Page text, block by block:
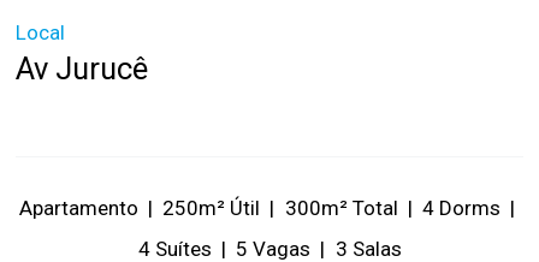
Local
Av Jurucê
Apartamento | 250m² Útil | 300m² Total | 4 Dorms |
4 Suítes | 5 Vagas | 3 Salas